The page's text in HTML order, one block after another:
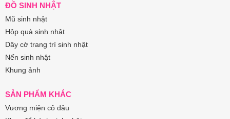
ĐỒ SINH NHẬT
Mũ sinh nhật
Hộp quà sinh nhật
Dây cờ trang trí sinh nhật
Nến sinh nhật
Khung ảnh
SẢN PHẨM KHÁC
Vương miện cô dâu